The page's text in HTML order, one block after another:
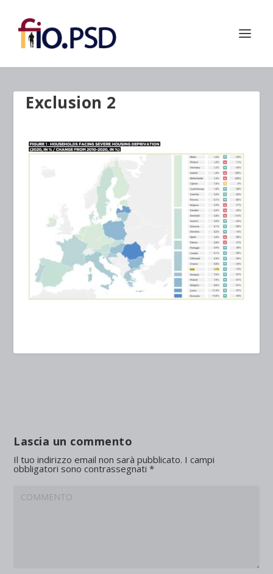
Exclusion 2
Lascia un commento
Il tuo indirizzo email non sarà pubblicato. I campi
obbligatori sono contrassegnati*